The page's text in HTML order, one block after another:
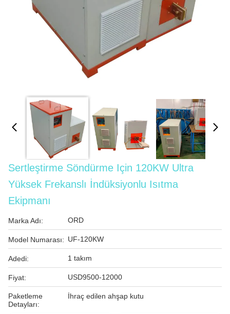
Sertleştirme Söndürme Için 120KW Ultra
Yüksek Frekanslı İndüksiyonlu Isıtma
Ekipmanı
Marka Adı: ORD
Model Numarası: UF-120KW
Adedi: 1 takım
Fiyat: USD9500-12000
Paketleme
Detayları:
İhraç edilen ahşap kutu